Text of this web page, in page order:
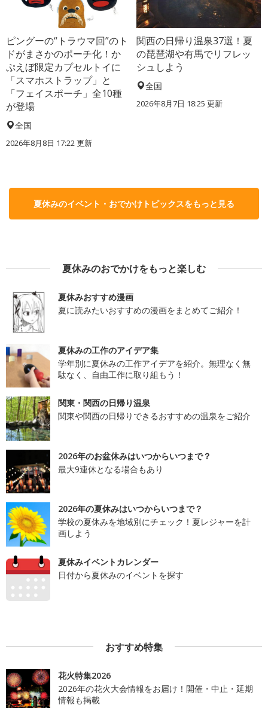
ピングーの“トラウマ回”のト
ドがまさかのポーチ化！か
ぷえぼ限定カプセルトイに
「スマホストラップ」と
「フェイスポーチ」全10種
が登場
全国
2026年8月8日 17:22更新
関西の日帰り温泉37選！夏
の琵琶湖や有馬でリフレッ
シュしよう
全国
2026年8月7日 18:25 更新
夏休みのイベント・おでかけトピックスをもっと見る
夏休みのおでかけをもっと楽しむ
夏休みおすすめ漫画
夏に読みたいおすすめの漫画をまとめてご紹介！
夏休みの工作のアイデア集
学年別に夏休みの工作アイデアを紹介。無理なく無
駄なく、自由工作に取り組もう！
関東・関西の日帰り温泉
関東や関西の日帰りできるおすすめの温泉をご紹介
2026年のお盆休みはいつからいつまで？
最大9連休となる場合もあり
2026年の夏休みはいつからいつまで？
学校の夏休みを地域別にチェック！夏レジャーを計
画しよう
夏休みイベントカレンダー
日付から夏休みのイベントを探す
おすすめ特集
花火特集2026
2026年の花火大会情報をお届け！開催・中止・延期
情報も掲載